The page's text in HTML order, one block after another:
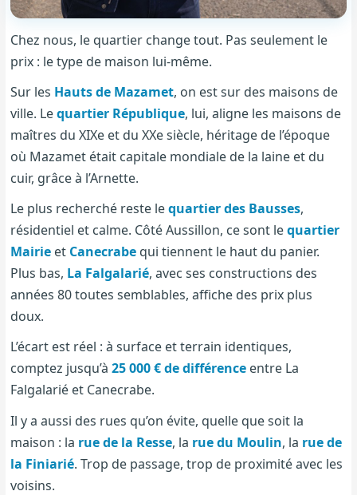
Chez nous, le quartier change tout. Pas seulement le
prix : le type de maison lui-même.
Sur les Hauts de Mazamet, on est sur des maisons de
ville. Lequartier République, lui, aligne les maisons de
maîtres du XIXe et du XXe siècle, héritage de l’époque
où Mazamet était capitale mondiale de la laine et du
cuir, grâce à l’Arnette.
Le plus recherché reste lequartier des Bausses,
résidentiel et calme. Côté Aussillon, ce sont lequartier
Mairie et Canecrabe qui tiennent le haut du panier.
Plus bas, La Falgalarié, avec ses constructions des
années 80 toutes semblables, affiche des prix plus
doux.
L’écart est réel : à surface et terrain identiques,
comptez jusqu’à25 000 € de différence entre La
Falgalarié et Canecrabe.
Il y a aussi des rues qu’on évite, quelle que soit la
maison : la rue de la Resse, la rue du Moulin, la rue de
la Finiarié. Trop de passage, trop de proximité avec les
voisins.